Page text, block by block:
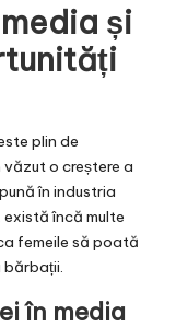
și
plin de
o creștere a
în industria
încă multe
femeile să poată
bărbații.
în media